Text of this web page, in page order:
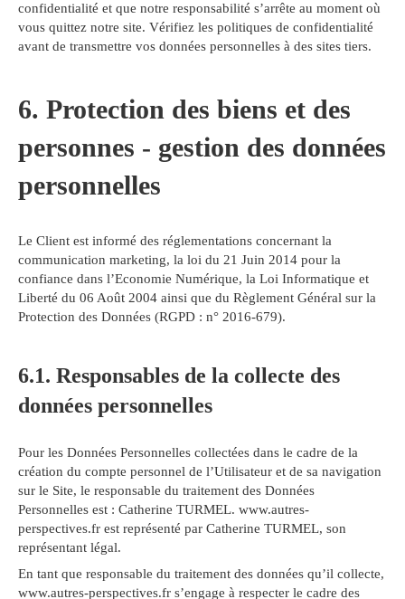
confidentialité et que notre responsabilité s’arrête au moment où
vous quittez notre site. Vérifiez les politiques de confidentialité
avant de transmettre vos données personnelles à des sites tiers.
6. Protection des biens et des
personnes - gestion des données
personnelles
Le Client est informé des réglementations concernant la
communication marketing, la loi du 21 Juin 2014 pour la
confiance dans l’Economie Numérique, la Loi Informatique et
Liberté du 06 Août 2004 ainsi que du Règlement Général sur la
Protection des Données (RGPD : n° 2016-679).
6.1. Responsables de la collecte des
données personnelles
Pour les Données Personnelles collectées dans le cadre de la
création du compte personnel de l’Utilisateur et de sa navigation
sur le Site, le responsable du traitement des Données
Personnelles est : Catherine TURMEL. www.autres-
perspectives.fr est représenté par Catherine TURMEL, son
représentant légal.
En tant que responsable du traitement des données qu’il collecte,
www.autres-perspectives.fr s’engage à respecter le cadre des